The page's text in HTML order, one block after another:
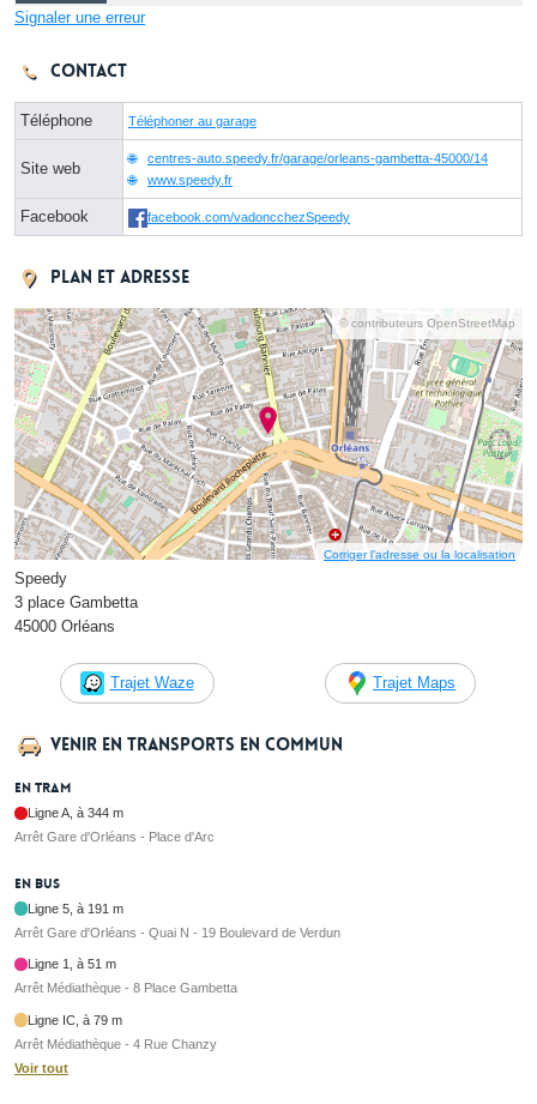
Signaler une erreur
Contact
Téléphone Téléphoner au garage
Site web
centres-auto.speedy.fr/garage/orleans-gambetta-45000/14
www.speedy.fr
Facebook facebook.com/vadoncchezSpeedy
Plan et adresse
© contributeurs OpenStreetMap
Corriger l’adresse ou la localisation
Speedy
3 place Gambetta
45000 Orléans
Trajet Waze Trajet Maps
Venir en transports en commun
En tram
Ligne A, à 344 m
Arrêt Gare d'Orléans - Place d'Arc
En bus
Ligne 5, à 191 m
Arrêt Gare d'Orléans - Quai N - 19 Boulevard de Verdun
Ligne 1, à 51 m
Arrêt Médiathèque - 8 Place Gambetta
Ligne IC, à 79 m
Arrêt Médiathèque - 4 Rue Chanzy
Voir tout